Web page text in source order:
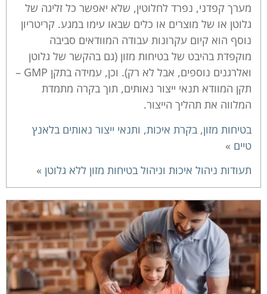
מערך קפדני, נפרד לחלוטין, שלא יאפשר כל זליגה של
גלוטן או של מוצרים או כלים שבאו עימו במגע. קריטריון
נוסף הוא קיום עקרונות עבודה המוודאים סביבה
מוקפדת בהיבט של בטיחות מזון (גם בהקשר של גלוטן
ואלרגנים נוספים, אבל לא רק). וכן, עמידה בתקן GMP –
תקן המוודא תנאי ייצור נאותים, תוך בקרה מתמדת
המלווה את תהליך הייצור.
בטיחות מזון, בקרת איכות, ותנאי ייצור נאותים בלאנץ
טיים »
תעודות ניהול איכות וניהול בטיחות מזון ללא גלוטן »